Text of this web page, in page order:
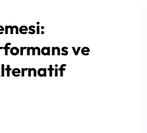
ve